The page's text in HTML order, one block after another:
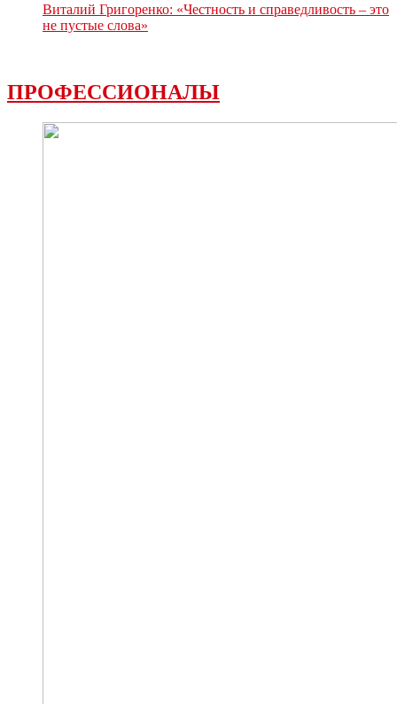
Виталий Григоренко: «Честность и справедливость – это
не пустые слова»
ПРОФЕССИОНАЛЫ